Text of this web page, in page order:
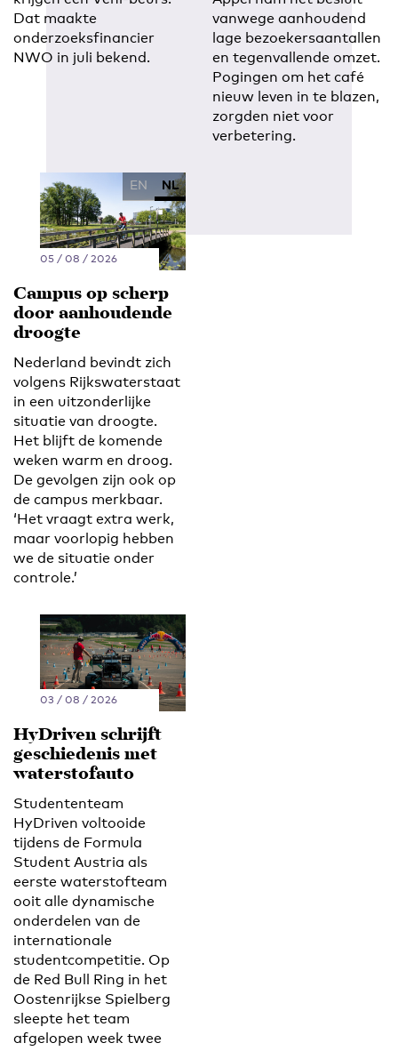
Dat maakte
onderzoeksfinancier
NWO in juli bekend.
vanwege aanhoudend
lage bezoekersaantallen
en tegenvallende omzet.
Pogingen om het café
nieuw leven in te blazen,
zorgden niet voor
verbetering.
EN NL
05 / 08 / 2026
Campus op scherp
door aanhoudende
droogte
Nederland bevindt zich
volgens Rijkswaterstaat
in een uitzonderlijke
situatie van droogte.
Het blijft de komende
weken warm en droog.
De gevolgen zijn ook op
de campus merkbaar.
‘Het vraagt extra werk,
maar voorlopig hebben
we de situatie onder
controle.’
03 / 08 / 2026
HyDriven schrijft
geschiedenis met
waterstofauto
Studententeam
HyDriven voltooide
tijdens de Formula
Student Austria als
eerste waterstofteam
ooit alle dynamische
onderdelen van de
internationale
studentcompetitie. Op
de Red Bull Ring in het
Oostenrijkse Spielberg
sleepte het team
afgelopen week twee